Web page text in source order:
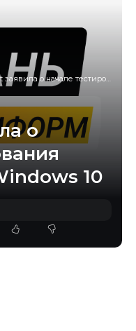
о начале тестирования новой версии Windows 10
о
10